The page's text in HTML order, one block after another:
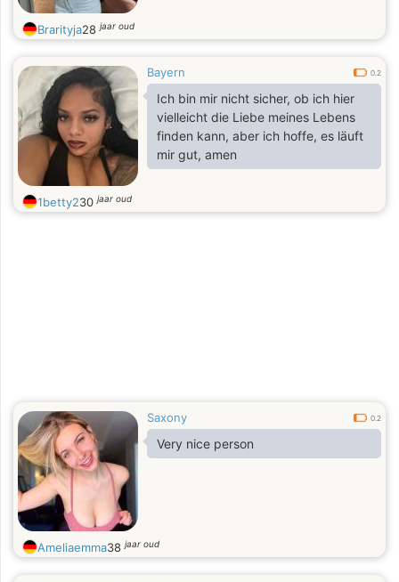
Brarityja28jaar oud
Bayern 0.2
Ich bin mir nicht sicher, ob ich hier
vielleicht die Liebe meines Lebens
finden kann, aber ich hoffe, es läuft
mir gut, amen
1betty230jaar oud
Saxony 0.2
Very nice person
Ameliaemma38jaar oud